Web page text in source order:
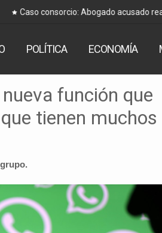
Abogado acusado reaparece y ratifica
POLÍTICA ECONOMÍA
función que
tienen muchos